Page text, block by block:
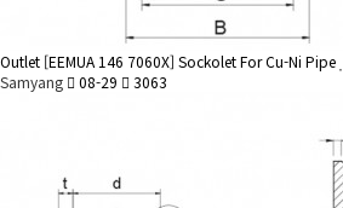
Outlet [EEMUA 146 7060X] Sockolet For Cu-Ni Pipe
Samyang
08-29 3063